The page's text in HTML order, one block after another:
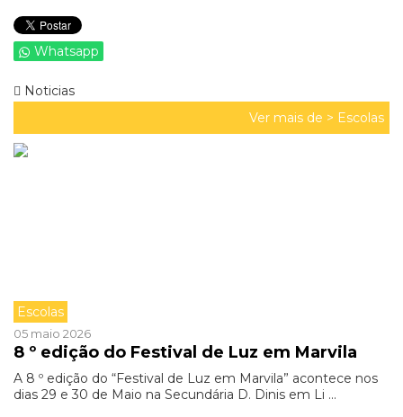
Whatsapp
Noticias
Ver mais de > Escolas
Escolas
05 maio 2026
8 º edição do Festival de Luz em Marvila
A 8 º edição do “Festival de Luz em Marvila” acontece nos
dias 29 e 30 de Maio na Secundária D. Dinis em Li ...